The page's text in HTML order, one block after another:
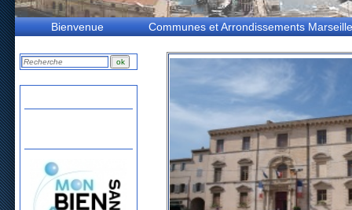
Bienvenue Communes et Arrondissements Marseille